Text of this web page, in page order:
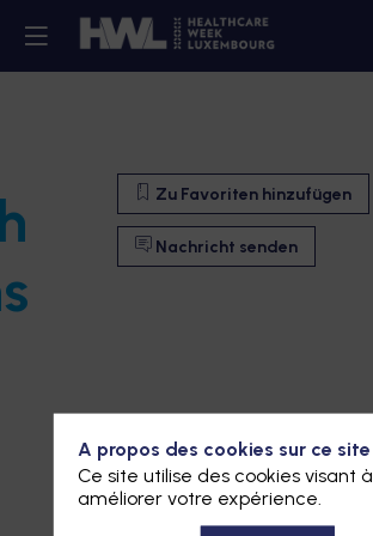
Zu Favoriten hinzufügen
Nachricht senden
Zu Favoriten hinzufügen
A propos des cookies sur ce site
Ce site utilise des cookies visant à
améliorer votre expérience.